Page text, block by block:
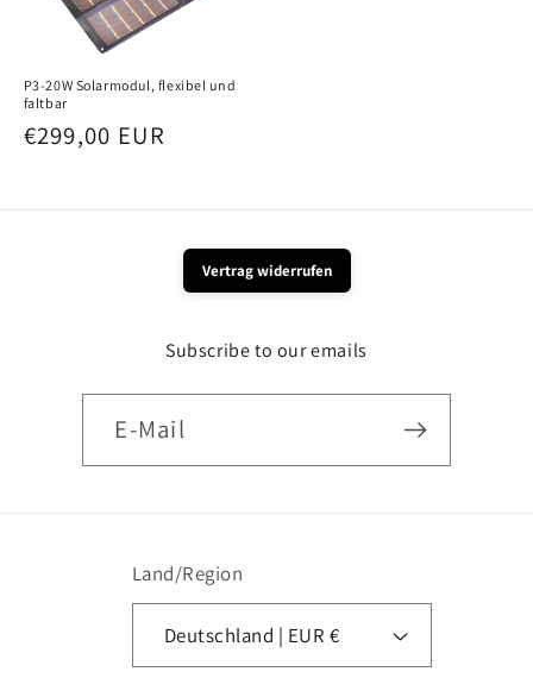
P3-20W Solarmodul, flexibel und
faltbar
Normaler
€299,00 EUR
Vertrag widerrufen
Subscribe to our emails
E-Mail
Land/Region
Deutschland | EUR €